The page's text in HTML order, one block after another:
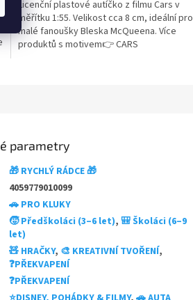
z
5
hvězdiček.
Licenční plastové autíčko z filmu Cars v
měřítku 1:55. Velikost cca 8 cm, ideální pro
malé fanoušky Bleska McQueena. Více
produktů s motivem👉 CARS
parametry
🎁 RYCHLÝ RÁDCE 🎁
4059779010099
🚗 PRO KLUKY
🧒 Předškoláci (3–6 let),🎒 Školáci (6–9
let)
🧸 HRAČKY, 🎨 KREATIVNÍ TVOŘENÍ,
❓PŘEKVAPENÍ
❓PŘEKVAPENÍ